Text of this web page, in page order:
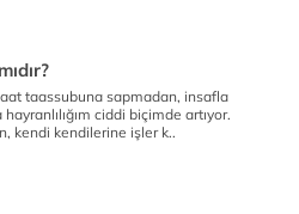
taassubuna sapmadan, insafla
ciddi biçimde artıyor.
kendi kendilerine işler k..